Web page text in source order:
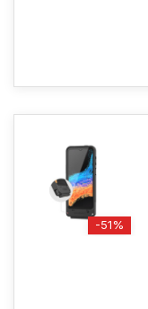
-51%